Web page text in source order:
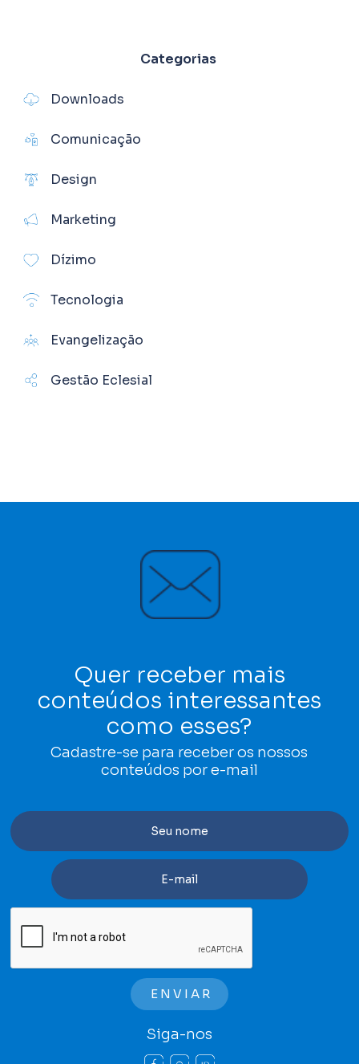
Categorias
Downloads
Comunicação
Design
Marketing
Dízimo
Tecnologia
Evangelização
Gestão Eclesial
Quer receber mais
conteúdos interessantes
como esses?
Cadastre-se para receber os nossos
conteúdos por e-mail
Siga-nos